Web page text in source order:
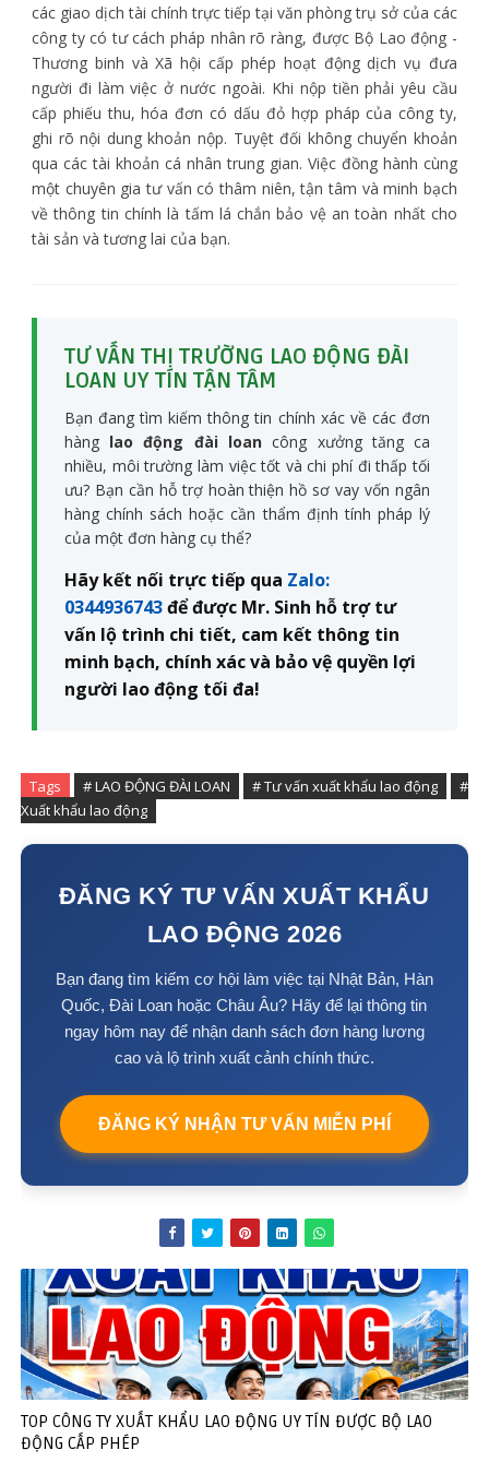
các giao dịch tài chính trực tiếp tại văn phòng trụ sở của các
công ty có tư cách pháp nhân rõ ràng, được Bộ Lao động -
Thương binh và Xã hội cấp phép hoạt động dịch vụ đưa
người đi làm việc ở nước ngoài. Khi nộp tiền phải yêu cầu
cấp phiếu thu, hóa đơn có dấu đỏ hợp pháp của công ty,
ghi rõ nội dung khoản nộp. Tuyệt đối không chuyển khoản
qua các tài khoản cá nhân trung gian. Việc đồng hành cùng
một chuyên gia tư vấn có thâm niên, tận tâm và minh bạch
về thông tin chính là tấm lá chắn bảo vệ an toàn nhất cho
tài sản và tương lai của bạn.
TƯ VẤN THỊ TRƯỜNG LAO ĐỘNG ĐÀI
LOAN UY TÍN TẬN TÂM
Bạn đang tìm kiếm thông tin chính xác về các đơn
hàng lao động đài loan công xưởng tăng ca
nhiều, môi trường làm việc tốt và chi phí đi thấp tối
ưu? Bạn cần hỗ trợ hoàn thiện hồ sơ vay vốn ngân
hàng chính sách hoặc cần thẩm định tính pháp lý
của một đơn hàng cụ thể?
Hãy kết nối trực tiếp qua Zalo:
0344936743để được Mr. Sinh hỗ trợ tư
vấn lộ trình chi tiết, cam kết thông tin
minh bạch, chính xác và bảo vệ quyền lợi
người lao động tối đa!
Tags # LAO ĐỘNG ĐÀI LOAN # Tư vấn xuất khẩu lao động
#
Xuất khẩu lao động
ĐĂNG KÝ TƯ VẤN XUẤT KHẨU
LAO ĐỘNG 2026
Bạn đang tìm kiếm cơ hội làm việc tại Nhật Bản, Hàn
Quốc, Đài Loan hoặc Châu Âu? Hãy để lại thông tin
ngay hôm nay để nhận danh sách đơn hàng lương
cao và lộ trình xuất cảnh chính thức.
ĐĂNG KÝ NHẬN TƯ VẤN MIỄN PHÍ
TOP CÔNG TY XUẤT KHẨU LAO ĐỘNG UY TÍN ĐƯỢC BỘ LAO
ĐỘNG CẤP PHÉP